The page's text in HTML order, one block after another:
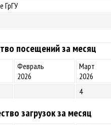
ГрГУ
посещений за месяц
Февраль
2026
Март
2026
4
загрузок за месяц